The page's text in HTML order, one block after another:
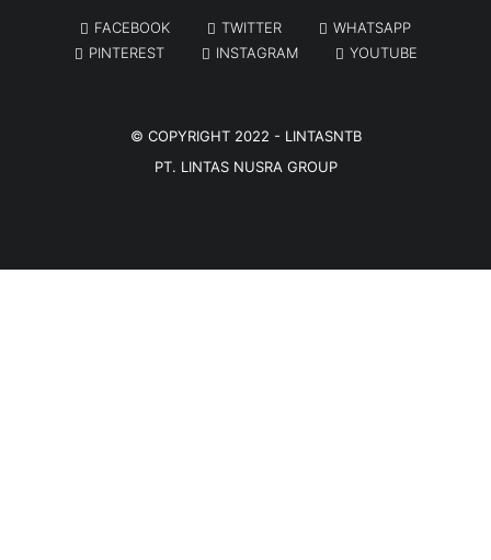
FACEBOOK TWITTER
WHATSAPP
PINTEREST
INSTAGRAM YOUTUBE
© COPYRIGHT 2022 - LINTASNTB
PT. LINTAS NUSRA GROUP